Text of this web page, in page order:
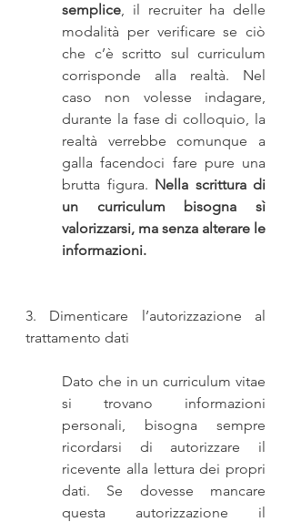
semplice, il recruiter ha delle
modalità per verificare se ciò
che c’è scritto sul curriculum
corrisponde alla realtà. Nel
caso non volesse indagare,
durante la fase di colloquio, la
realtà verrebbe comunque a
galla facendoci fare pure una
brutta figura. Nella scrittura di
un curriculum bisogna sì
valorizzarsi, ma senza alterare le
informazioni.
3. Dimenticare l’autorizzazione al
trattamento dati
Dato che in un curriculum vitae
si trovano informazioni
personali, bisogna sempre
ricordarsi di autorizzare il
ricevente alla lettura dei propri
dati. Se dovesse mancare
questa autorizzazione il